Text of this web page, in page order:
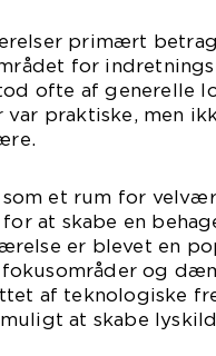
primært
for
ofte af generelle
var praktiske, men
et rum for
at skabe en
er blevet en
og
af teknologiske
at skabe